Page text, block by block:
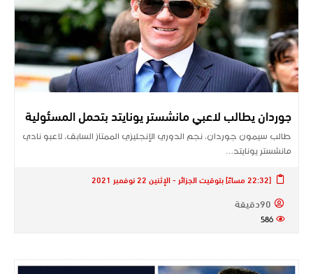
جوردان يطالب لاعبي مانشستر يونايتد بتحمل المسئولية
طالب سيمون جوردان، نجم الدوري الإنجليزي الممتاز السابق، لاعبو نادي
مانشستر يونايتد…
[22:32 مساءً] بتوقيت الجزائر - الإثنين 22 نوفمبر 2021
90دقيقة
586